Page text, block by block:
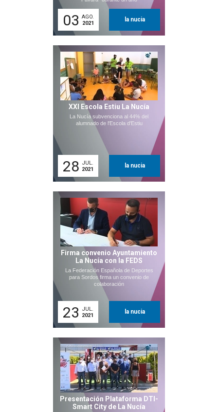
03 AGO.
2021
la nucia
XXI Escola Estiu La Nucía
La Nucía subvenciona al 44% del
alumnado de l'Escola d'Estiu
28 JUL.
2021
la nucia
Firma convenio Ayuntamiento
La Nucía con la FEDS
La Federación Española de Deportes
para Sordos firma un convenio de
colaboración
23
JUL.
2021
la nucia
Presentación Plataforma DTI-
Smart City de La Nucía